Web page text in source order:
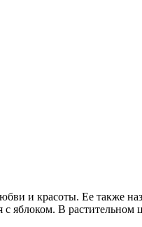
и красоты. Ее также
яблоком. В